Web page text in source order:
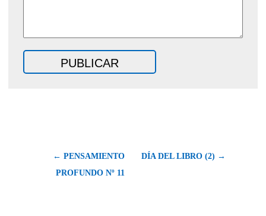
← PENSAMIENTO
PROFUNDO Nº 11
DÍA DEL LIBRO (2) →